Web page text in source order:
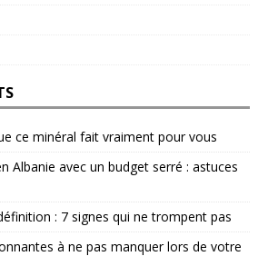
ce minéral fait vraiment pour vous
Albanie avec un budget serré : astuces
: 7 signes qui ne trompent pas
à ne pas manquer lors de votre